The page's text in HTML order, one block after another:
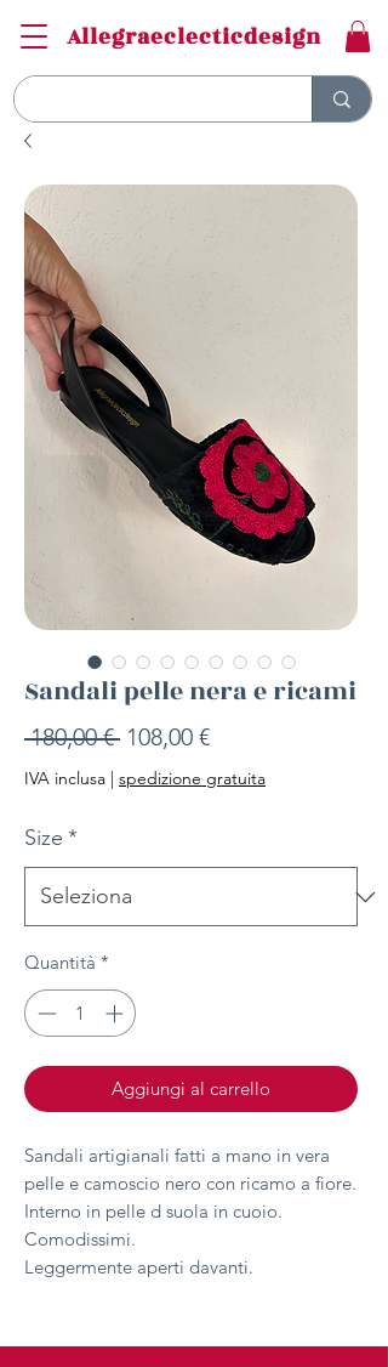
Allegraeclecticdesign
Sandali pelle nera e ricami
180,00 € Prezzo
regolare
108,00 €Prezzo
scontato
IVA inclusa | spedizione gratuita
Size *
Quantità *
Aggiungi al carrello
Sandali artigianali fatti a mano in vera
pelle e camoscio nero con ricamo a fiore.
Interno in pelle d suola in cuoio.
Comodissimi.
Leggermente aperti davanti.